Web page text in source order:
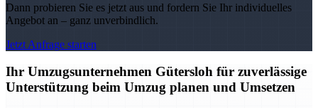
Dann probieren Sie es jetzt aus und fordern Sie Ihr individuelles
Angebot an – ganz unverbindlich.
Jetzt Anfrage starten
Ihr Umzugsunternehmen Gütersloh für zuverlässige
Unterstützung beim Umzug planen und Umsetzen